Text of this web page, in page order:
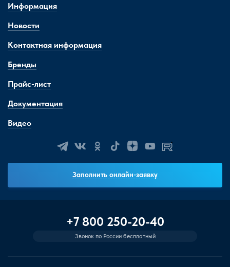
Информация
Новости
Контактная информация
Бренды
Прайс-лист
Документация
Видео
Заполнить онлайн-заявку
+7 800 250-20-40
Звонок по России бесплатный